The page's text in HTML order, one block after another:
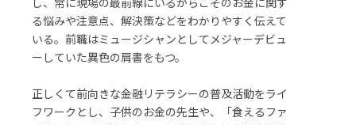
る悩みや注意点、解決策などをわかりやすく伝えて
いる。前職はミュージシャンとしてメジャーデビュ
ーしていた異色の肩書をもつ。
正しくて前向きな金融リテラシーの普及活動をライ
フワークとし、子供のお金の先生や、「食えるファ